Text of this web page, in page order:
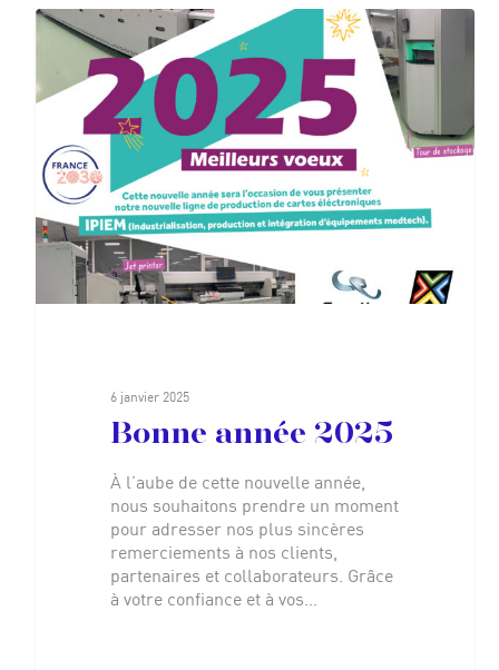
6 janvier 2025
Bonne année 2025
À l’aube de cette nouvelle année,
nous souhaitons prendre un moment
pour adresser nos plus sincères
remerciements à nos clients,
partenaires et collaborateurs. Grâce
à votre confiance et à vos…